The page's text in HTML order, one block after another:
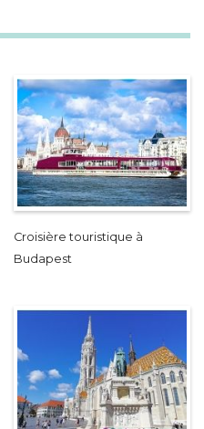
Croisière touristique à
Budapest